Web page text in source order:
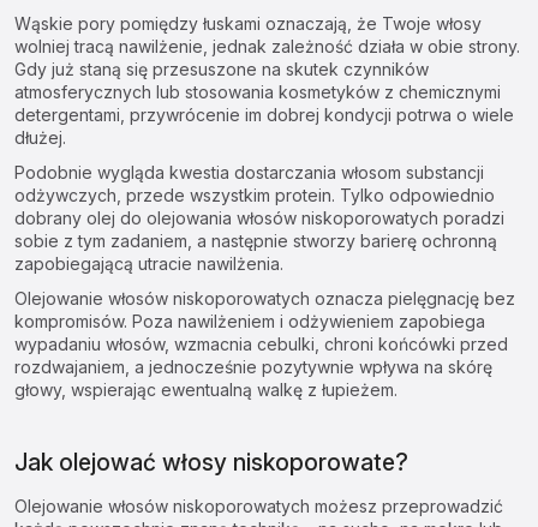
Wąskie pory pomiędzy łuskami oznaczają, że Twoje włosy
wolniej tracą nawilżenie, jednak zależność działa w obie strony.
Gdy już staną się przesuszone na skutek czynników
atmosferycznych lub stosowania kosmetyków z chemicznymi
detergentami, przywrócenie im dobrej kondycji potrwa o wiele
dłużej.
Podobnie wygląda kwestia dostarczania włosom substancji
odżywczych, przede wszystkim protein. Tylko odpowiednio
dobrany olej do olejowania włosów niskoporowatych poradzi
sobie z tym zadaniem, a następnie stworzy barierę ochronną
zapobiegającą utracie nawilżenia.
Olejowanie włosów niskoporowatych oznacza pielęgnację bez
kompromisów. Poza nawilżeniem i odżywieniem zapobiega
wypadaniu włosów, wzmacnia cebulki, chroni końcówki przed
rozdwajaniem, a jednocześnie pozytywnie wpływa na skórę
głowy, wspierając ewentualną walkę z łupieżem.
Jak olejować włosy niskoporowate?
Olejowanie włosów niskoporowatych możesz przeprowadzić